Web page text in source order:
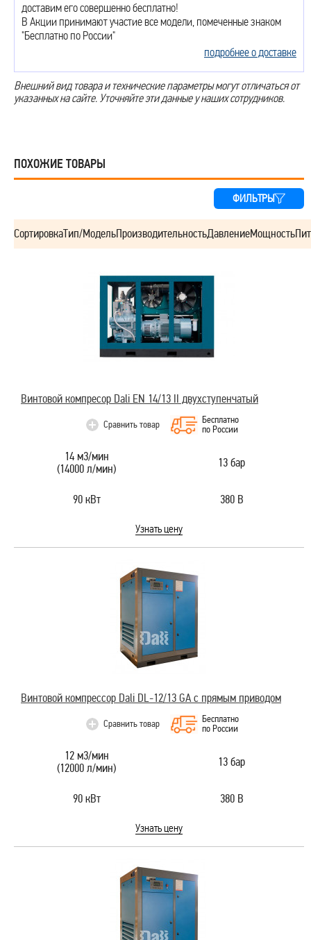
доставим его совершенно бесплатно!
В Акции принимают участие все модели, помеченные знаком
"Бесплатно по России"
подробнее о доставке
Внешний вид товара и технические параметры могут отличаться от
указанных на сайте. Уточняйте эти данные у наших сотрудников.
ПОХОЖИЕ ТОВАРЫ
ФИЛЬТРЫ
СортировкаТип/МодельПроизводительностьДавлениеМощность
Винтовой компресор Dali EN 14/13 II двухступенчатый
Сравнить товар
Бесплатно
по России
14 м3/мин
(14000 л/мин)
13 бар
90 кВт 380 В
Узнать цену
Винтовой компрессор Dali DL-12/13 GA с прямым приводом
Сравнить товар
Бесплатно
по России
12 м3/мин
(12000 л/мин)
13 бар
90 кВт 380 В
Узнать цену